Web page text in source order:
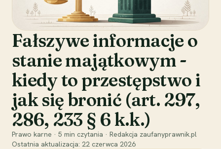
Fałszywe informacje o
stanie majątkowym -
kiedy to przestępstwo i
jak się bronić (art. 297,
286, 233 § 6 k.k.)
Prawo karne · 5 min czytania · Redakcja zaufanyprawnik.pl
Ostatnia aktualizacja: 22 czerwca 2026